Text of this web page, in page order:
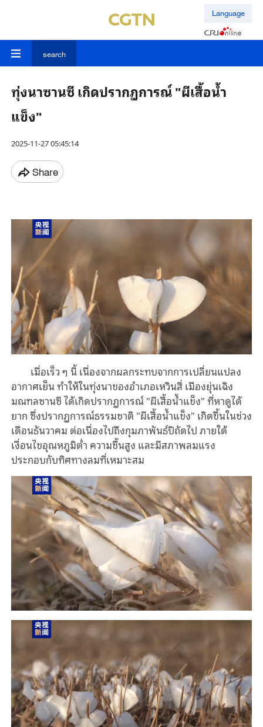
Language
search
ทุ่งนาซานซี เกิดปรากฏการณ์ "ผีเสื้อน้ำ
แข็ง"
2025-11-27 05:45:14
Share
เมื่อเร็ว ๆ นี้ เนื่องจากผลกระทบจากการเปลี่ยนแปลง
อากาศเย็น ทำให้ในทุ่งนาของอำเภอเหวินสี่ เมืองยุ่นเฉิง
มณฑลซานซี ได้เกิดปรากฏการณ์ "ผีเสื้อน้ำแข็ง" ที่หาดูได้
ยาก ซึ่งปรากฏการณ์ธรรมชาติ "ผีเสื้อน้ำแข็ง" เกิดขึ้นในช่วง
เดือนธันวาคม ต่อเนื่องไปถึงกุมภาพันธ์ปีถัดไป ภายใต้
เงื่อนไขอุณหภูมิต่ำ ความชื้นสูง และมีสภาพลมแรง
ประกอบกับทิศทางลมที่เหมาะสม